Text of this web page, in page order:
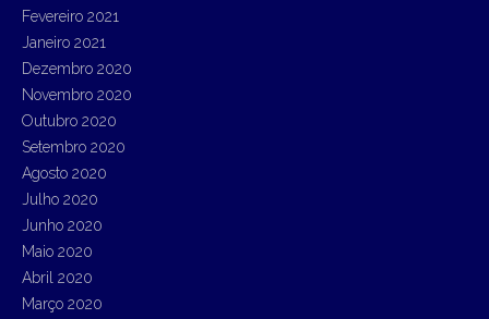
Fevereiro 2021
Janeiro 2021
Dezembro 2020
Novembro 2020
Outubro 2020
Setembro 2020
Agosto 2020
Julho 2020
Junho 2020
Maio 2020
Abril 2020
Março 2020